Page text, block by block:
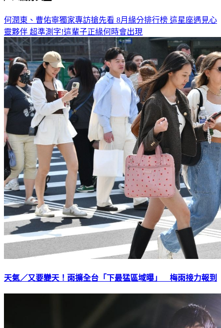
何潤東、曹佑寧獨家專訪搶先看 8月緣分排行榜 這星座遇見心
靈夥伴 超準測字!這輩子正緣何時會出現
天氣／又要變天！雨擴全台「下最猛區域曝」 梅雨接力報到